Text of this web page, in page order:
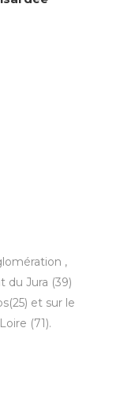
,
du Jura (39)
et sur le
(71).